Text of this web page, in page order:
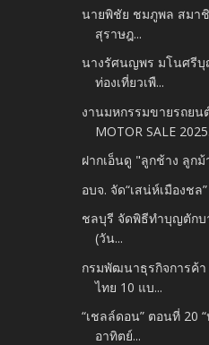
นายพิชัย ชมภูพล สมา
สุราษฎ...
นางรัศนญพร มโนศรี
ท่องเที่ยวเพื...
งานมหกรรมขายรถยน
MOTOR SALE
ฝากเอ็นดู "ลูกช้าง ลูก
อบจ. จัด“เสน่ห์เมืองชล
ชลบุรี จัดพิธีทำบุญตักบ
(วัน...
กรมพัฒนาธุรกิจการค้
ไทย 10 แบ...
“เชลล์ดอน” ตอนที่ 20
อาทิตย์...